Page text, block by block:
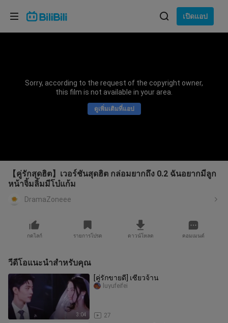
เปิดแอป
Sorry, according to the request of the copyright owner,
this film is not available in your area.
ดูเพิ่มเติมที่แอป
【คู่รักสุดฮิต】เวอร์ชันสุดฮิต กล่อมยากถึง 0.2 ฉันอยากมีลูก
หน้าจิ้มลิ้มมีโบ๋แก้ม
DramaZoneee
กดไลก์ รายการโปรด ดาวน์โหลด คอมเมนต์
วีดีโอแนะนำสำหรับคุณ
3:04
[คู่รักขายดี] เซียวจ้าน
27
luyufeifei
เลือกภาษา